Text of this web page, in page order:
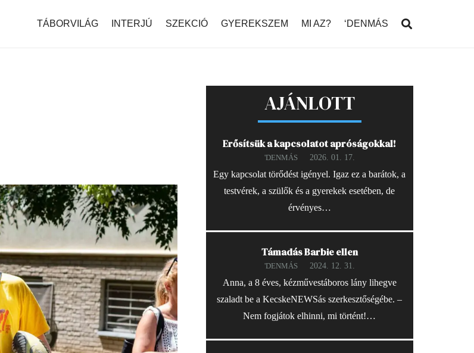
TÁBORVILÁG INTERJÚ SZEKCIÓ GYEREKSZEM MI AZ? ‘DENMÁS
AJÁNLOTT
Erősítsük a kapcsolatot apróságokkal!
'DENMÁS 2026. 01. 17.
Egy kapcsolat törődést igényel. Igaz ez a barátok, a
testvérek, a szülők és a gyerekek esetében, de
érvényes…
Támadás Barbie ellen
'DENMÁS 2024. 12. 31.
Anna, a 8 éves, kézművestáboros lány lihegve
szaladt be a KecskeNEWSás szerkesztőségébe. –
Nem fogjátok elhinni, mi történt!…